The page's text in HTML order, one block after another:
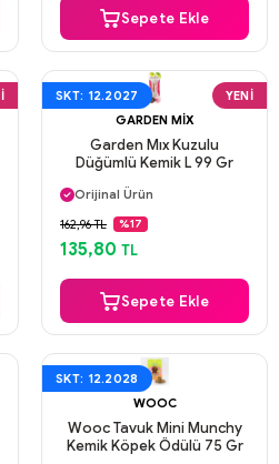
Sepete Ekle
SKT: 12.2027
YENI
GARDEN MIX
Garden Mıx Kuzulu
Düğümlü Kemik L 99 Gr
Aynı Gün Kargo
Orijinal Ürün
Güvenli Ödeme
Aynı Gün Kargo
162,96 TL %17
135,80 TL
Sepete Ekle
SKT: 12.2028
WOOC
Wooc Tavuk Mini Munchy
Kemik Köpek Ödülü 75 Gr
Aynı Gün Kargo